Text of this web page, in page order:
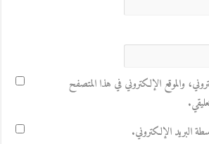
والموقع الإلكتروني في هذا المتصفح
البريد الإلكتروني.